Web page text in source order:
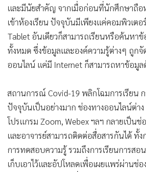
• SMEs
• หุ้น
• อินโดจีน
• กองทุนรวม
• Celeb Online
• ญี่ปุ่น
• News1
• Gotomanager
และมีนัยสำคัญ จากเมื่อก่อนที่นักศึกษาถือ
เข้าห้องเรียน ปัจจุบันมีเพียงแค่คอมพิวเต
Tablet อันเดียวก็สามารถเรียนหรือค้นหา
ทั้งหมด ซึ่งข้อมูลและองค์ความรู้ต่างๆ ถูก
ออนไลน์ แค่มี Internet ก็สามารถหาข้อมูล
สถานการณ์ Covid-19 พลิกโฉมการเรียน
ปัจจุบันเป็นอย่างมาก ช่องทางออนไลน์ต่าง
โปรแกรม Zoom, Webex ฯลฯ กลายเป็นช่
และอาจารย์สามารถติดต่อสื่อสารกันได้ ทั้ง
การทดสอบความรู้ รวมถึงการเรียนการส
เก็บเอาไว้และอัปโหลดเพื่อเผยแพร่ผ่านช่